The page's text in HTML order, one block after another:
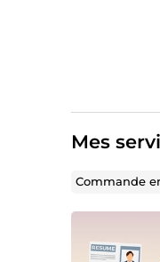
Mes
Commande